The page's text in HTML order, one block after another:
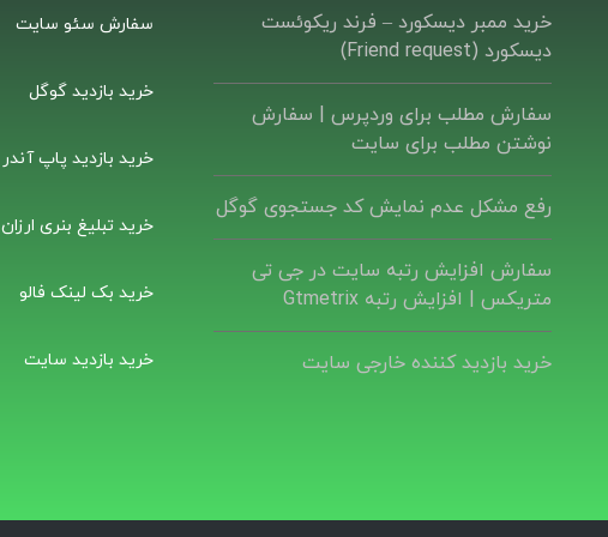
خرید ممبر دیسکورد – فرند ریکوئست
دیسکورد (Friend request)
سفارش مطلب برای وردپرس |‌ سفارش
نوشتن مطلب برای سایت
رفع مشکل عدم نمایش کد جستجوی گوگل
سفارش افزایش رتبه سایت در جی تی
متریکس | افزایش رتبه Gtmetrix
خرید بازدید کننده خارجی سایت
سفارش سئو سایت
خرید بازدید گوگل
خرید بازدید پاپ آندر
خرید تبلیغ بنری ارزان
خرید بک لینک فالو
خرید بازدید سایت